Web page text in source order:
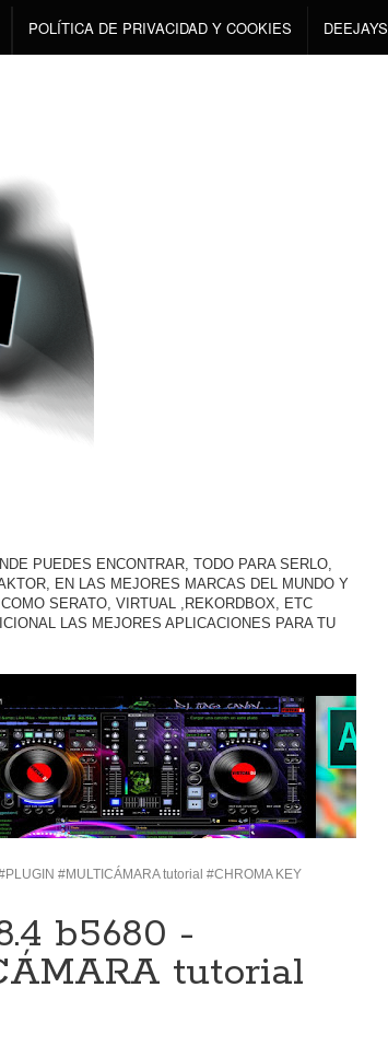
POLÍTICA DE PRIVACIDAD Y COOKIES DEEJAYS
PUEDES ENCONTRAR, TODO PARA SERLO,
EN LAS MEJORES MARCAS DEL MUNDO Y
SERATO, VIRTUAL ,REKORDBOX, ETC
LAS MEJORES APLICACIONES PARA TU
#MULTICÁMARA tutorial #CHROMA KEY
b5680 -
tutorial